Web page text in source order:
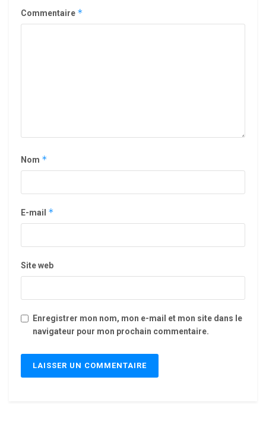
Commentaire *
Nom *
E-mail *
Site web
Enregistrer mon nom, mon e-mail et mon site dans le
navigateur pour mon prochain commentaire.